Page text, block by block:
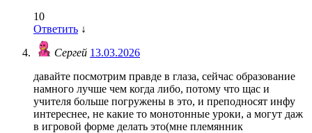
10
Ответить ↓
Сергей 13.03.2026
давайте посмотрим правде в глаза, сейчас образование
намного лучше чем когда либо, потому что щас и
учителя больше погружены в это, и преподносят инфу
интереснее, не какие то монотонные уроки, а могут даж
в игровой форме делать это(мне племянник